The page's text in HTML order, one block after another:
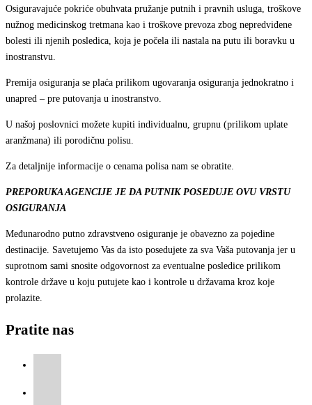
Osiguravajuće pokriće obuhvata pružanje putnih i pravnih usluga, troškove
nužnog medicinskog tretmana kao i troškove prevoza zbog nepredviđene
bolesti ili njenih posledica, koja je počela ili nastala na putu ili boravku u
inostranstvu.
Premija osiguranja se plaća prilikom ugovaranja osiguranja jednokratno i
unapred – pre putovanja u inostranstvo.
U našoj poslovnici možete kupiti individualnu, grupnu (prilikom uplate
aranžmana) ili porodičnu polisu.
Za detaljnije informacije o cenama polisa nam se obratite.
PREPORUKA AGENCIJE JE DA PUTNIK POSEDUJE OVU VRSTU
OSIGURANJA
Međunarodno putno zdravstveno osiguranje je obavezno za pojedine
destinacije. Savetujemo Vas da isto posedujete za sva Vaša putovanja jer u
suprotnom sami snosite odgovornost za eventualne posledice prilikom
kontrole države u koju putujete kao i kontrole u državama kroz koje
prolazite.
Pratite nas